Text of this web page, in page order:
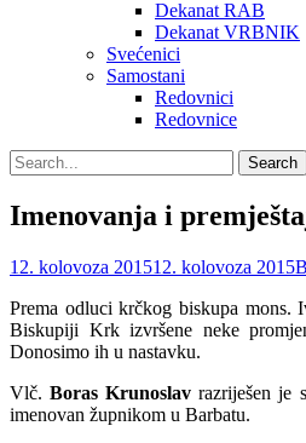
Dekanat RAB
Dekanat VRBNIK
Svećenici
Samostani
Redovnici
Redovnice
Search
Search
for:
Imenovanja i
Posted
12. kolovoza 201512. kolovoza 2015
Prema odluci krčkog biskupa mons.
Biskupiji Krk izvršene neke
Donosimo ih u nastavku.
Vlč.Boras Krunoslav razriješen je
imenovan župnikom u Barbatu.